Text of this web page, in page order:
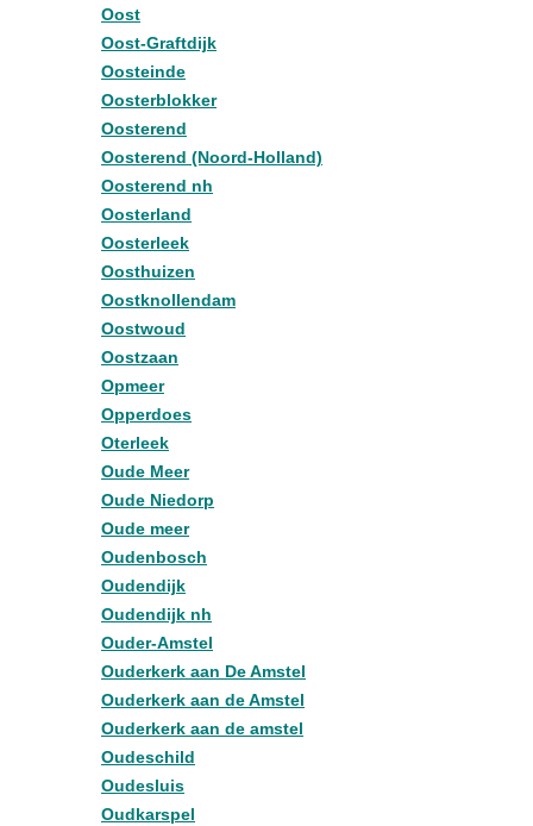
Oost
Oost-Graftdijk
Oosteinde
Oosterblokker
Oosterend
Oosterend (Noord-Holland)
Oosterend nh
Oosterland
Oosterleek
Oosthuizen
Oostknollendam
Oostwoud
Oostzaan
Opmeer
Opperdoes
Oterleek
Oude Meer
Oude Niedorp
Oude meer
Oudenbosch
Oudendijk
Oudendijk nh
Ouder-Amstel
Ouderkerk aan De Amstel
Ouderkerk aan de Amstel
Ouderkerk aan de amstel
Oudeschild
Oudesluis
Oudkarspel